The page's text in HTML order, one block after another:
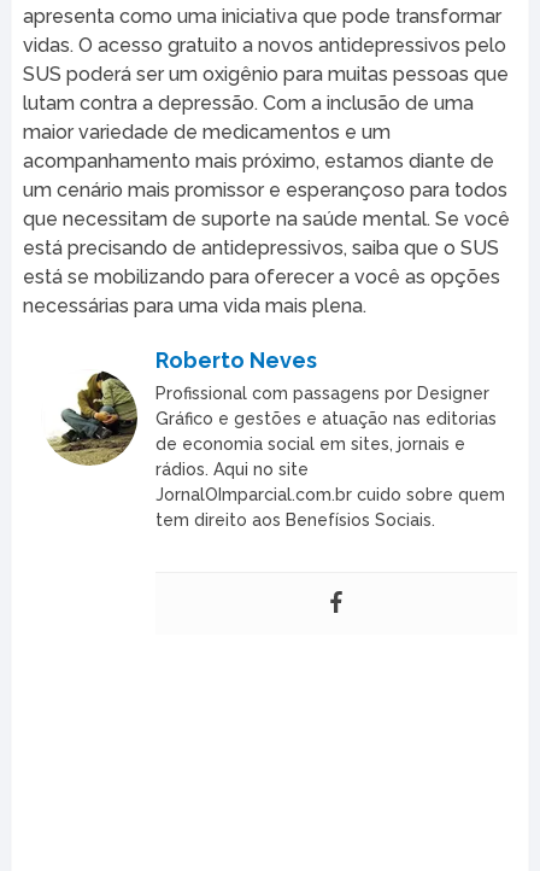
apresenta como uma iniciativa que pode transformar
vidas. O acesso gratuito a novos antidepressivos pelo
SUS poderá ser um oxigênio para muitas pessoas que
lutam contra a depressão. Com a inclusão de uma
maior variedade de medicamentos e um
acompanhamento mais próximo, estamos diante de
um cenário mais promissor e esperançoso para todos
que necessitam de suporte na saúde mental. Se você
está precisando de antidepressivos, saiba que o SUS
está se mobilizando para oferecer a você as opções
necessárias para uma vida mais plena.
Roberto Neves
Profissional com passagens por Designer
Gráfico e gestões e atuação nas editorias
de economia social em sites, jornais e
rádios. Aqui no site
JornalOImparcial.com.br cuido sobre quem
tem direito aos Benefísios Sociais.